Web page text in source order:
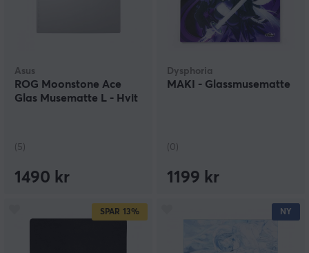
Asus
ROG Moonstone Ace
Glas Musematte L - Hvit
(5)
1490 kr
Dysphoria
MAKI - Glassmusematte
(0)
1199 kr
SPAR 13% NY